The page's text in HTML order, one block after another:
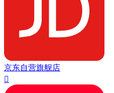
京东自营旗舰店
